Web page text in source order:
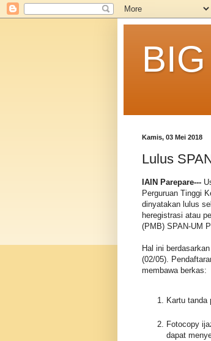
Kamis, 03 Mei 2018
Lulus
IAIN Parepare---
Perguruan Tinggi
dinyatakan lulus
heregistrasi atau
(PMB) SPAN-UM
Hal ini
(02/05).
membawa berkas:
Kartu tanda
Fotocopy
dapat